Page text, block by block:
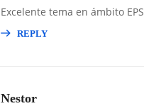
Excelente tema en ámbito EPS
REPLY
Nestor